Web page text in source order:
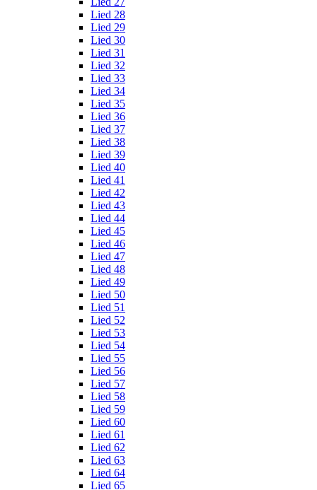
Lied 28
Lied 29
Lied 30
Lied 31
Lied 32
Lied 33
Lied 34
Lied 35
Lied 36
Lied 37
Lied 38
Lied 39
Lied 40
Lied 41
Lied 42
Lied 43
Lied 44
Lied 45
Lied 46
Lied 47
Lied 48
Lied 49
Lied 50
Lied 51
Lied 52
Lied 53
Lied 54
Lied 55
Lied 56
Lied 57
Lied 58
Lied 59
Lied 60
Lied 61
Lied 62
Lied 63
Lied 64
Lied 65